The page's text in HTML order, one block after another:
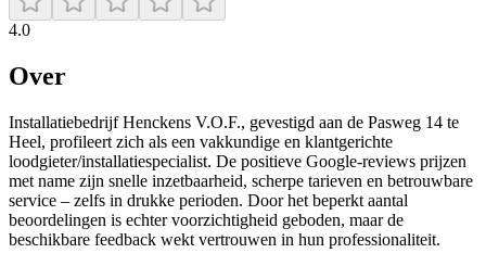
4.0
Over
Installatiebedrijf Henckens V.O.F., gevestigd aan de Pasweg 14 te
Heel, profileert zich als een vakkundige en klantgerichte
loodgieter/installatiespecialist. De positieve Google-reviews prijzen
met name zijn snelle inzetbaarheid, scherpe tarieven en betrouwbare
service – zelfs in drukke perioden. Door het beperkt aantal
beoordelingen is echter voorzichtigheid geboden, maar de
beschikbare feedback wekt vertrouwen in hun professionaliteit.